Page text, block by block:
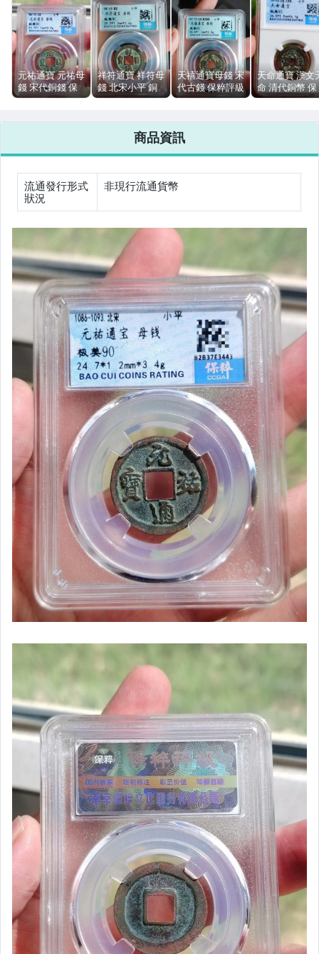
女裝與服飾配件
手錶與飾品配件
女包精品與女鞋
運動、戶外與休閒
元祐通寶 元祐母
錢 宋代銅錢 保
粹評級 字口清晰
祥符通寶 祥符母
錢 北宋小平 銅
錢 保粹評級90
天禧通寶母錢 宋
代古錢 保粹評級
90 25.8mm 銅質
天命通寶 漢文
命 清代銅幣 保
粹評級26+ 6.7g
商品資訊
流通發行形式
狀況
非現行流通貨幣